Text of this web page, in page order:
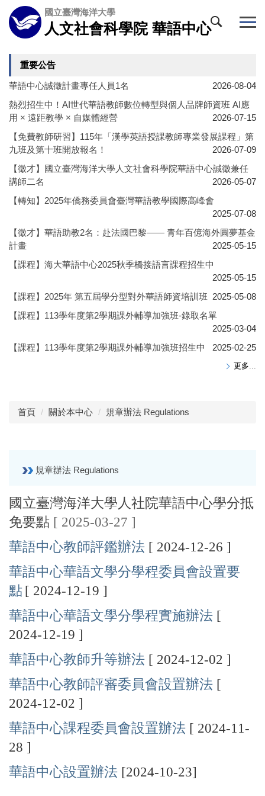
跳
到
主
區
國立臺灣海洋大學
人文社會科學院 華語中心
重要公告
華語中心誠徵計畫專任人員1名
2026-08-04
熱烈招生中！AI世代華語教師數位轉型與個人品牌師資班 AI應
用 × 遠距教學 × 自媒體經營
2026-07-15
【免費教師研習】115年「漢學英語授課教師專業發展課程」第
九班及第十班開放報名！
2026-07-09
【徵才】國立臺灣海洋大學人文社會科學院華語中心誠徵兼任
講師二名
2026-05-07
【轉知】2025年僑務委員會臺灣華語教學國際高峰會
2025-07-08
【徵才】華語助教2名：赴法國巴黎—— 青年百億海外圓夢基金
計畫
2025-05-15
【課程】海大華語中心2025秋季橋接語言課程招生中
2025-05-15
【課程】2025年 第五屆學分型對外華語師資培訓班 2025-05-08
【課程】113學年度第2學期課外輔導加強班-錄取名單
2025-03-04
【課程】113學年度第2學期課外輔導加強班招生中
2025-02-25
更多...
首頁 關於本中心 規章辦法 Regulations
規章辦法 Regulations
國立臺灣海洋大學人社院華語中心學分抵
免要點 [ 2025-03-27 ]
華語中心教師評鑑辦法 [ 2024-12-26 ]
華語中心華語文學分學程委員會設置要
點 [ 2024-12-19 ]
華語中心華語文學分學程實施辦法 [
2024-12-19 ]
華語中心教師升等辦法 [ 2024-12-02 ]
華語中心教師評審委員會設置辦法 [
2024-12-02 ]
華語中心課程委員會設置辦法 [ 2024-11-
28 ]
華語中心設置辦法 [2024-10-23]